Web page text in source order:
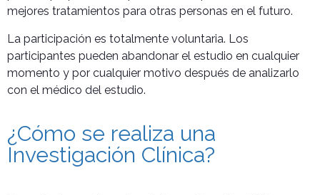
mejores tratamientos para otras personas en el futuro.
La participación es totalmente voluntaria. Los
participantes pueden abandonar el estudio en cualquier
momento y por cualquier motivo después de analizarlo
con el médico del estudio.
¿Cómo se realiza una
Investigación Clínica?